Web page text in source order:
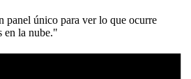
panel único para ver lo que ocurre
en la nube."